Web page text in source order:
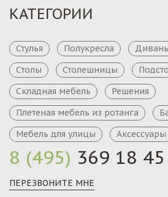
8 (495) 369 18 45
ПЕРЕЗВОНИТЕ МНЕ
КАТЕГОРИИ
Стулья Полукресла
Столы
Столешницы
Складная мебель
Решения
Плетеная мебель из ротанга
Мебель для улицы
Аксессуары